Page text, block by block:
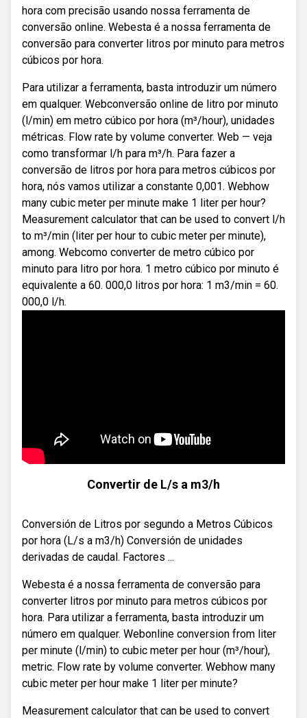
hora com precisão usando nossa ferramenta de
conversão online. Webesta é a nossa ferramenta de
conversão para converter litros por minuto para metros
cúbicos por hora.
Para utilizar a ferramenta, basta introduzir um número
em qualquer. Webconversão online de litro por minuto
(l/min) em metro cúbico por hora (m³/hour), unidades
métricas. Flow rate by volume converter. Web — veja
como transformar l/h para m³/h. Para fazer a
conversão de litros por hora para metros cúbicos por
hora, nós vamos utilizar a constante 0,001. Webhow
many cubic meter per minute make 1 liter per hour?
Measurement calculator that can be used to convert l/h
to m³/min (liter per hour to cubic meter per minute),
among. Webcomo converter de metro cúbico por
minuto para litro por hora. 1 metro cúbico por minuto é
equivalente a 60. 000,0 litros por hora: 1 m3/min = 60.
000,0 l/h.
Convertir de L/s a m3/h
Conversión de Litros por segundo a Metros Cúbicos
por hora (L/s a m3/h) Conversión de unidades
derivadas de caudal. Factores ...
Webesta é a nossa ferramenta de conversão para
converter litros por minuto para metros cúbicos por
hora. Para utilizar a ferramenta, basta introduzir um
número em qualquer. Webonline conversion from liter
per minute (l/min) to cubic meter per hour (m³/hour),
metric. Flow rate by volume converter. Webhow many
cubic meter per hour make 1 liter per minute?
Measurement calculator that can be used to convert